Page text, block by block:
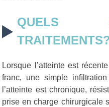
QUELS
Lorsque l’atteinte est
franc, une simple
l’atteinte est chronique,
prise en charge chirurgicale